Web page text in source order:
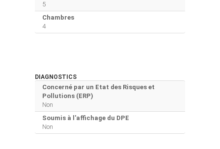
5
Chambres
4
DIAGNOSTICS
Concerné par un Etat des Risques et
Pollutions (ERP)
Non
Soumis à l'affichage du DPE
Non